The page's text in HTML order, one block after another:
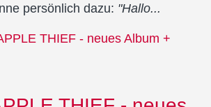
persönlich dazu: "Hallo...